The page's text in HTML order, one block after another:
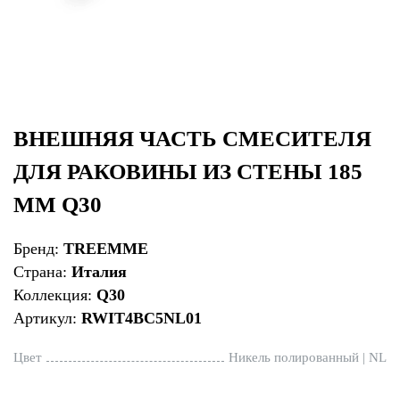
ВНЕШНЯЯ ЧАСТЬ СМЕСИТЕЛЯ
ДЛЯ РАКОВИНЫ ИЗ СТЕНЫ 185
ММ Q30
Бренд: TREEMME
Страна: Италия
Коллекция: Q30
Артикул: RWIT4BC5NL01
Цвет Никель полированный | NL